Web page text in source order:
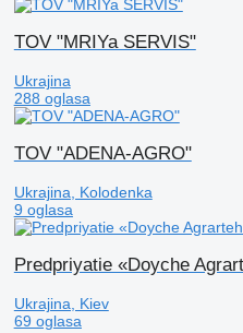
TOV "MRIYa SERVIS"
Ukrajina
288 oglasa
TOV "ADENA-AGRO"
Ukrajina, Kolodenka
9 oglasa
Predpriyatie «Doyche
Ukrajina, Kiev
69 oglasa